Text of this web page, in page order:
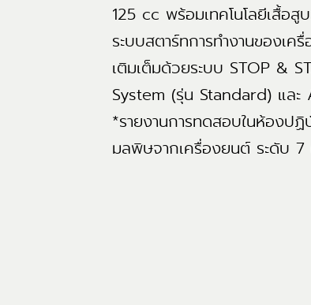
125 cc พร้อมเทคโนโลยีเสื้อ
ระบบสตาร์ทการทำงานของเ
เติมเต็มด้วยระบบ STOP &
System (รุ่น Standard) และ
*รายงานการทดสอบในห้องป
มลพิษจากเครื่องยนต์ ระดับ